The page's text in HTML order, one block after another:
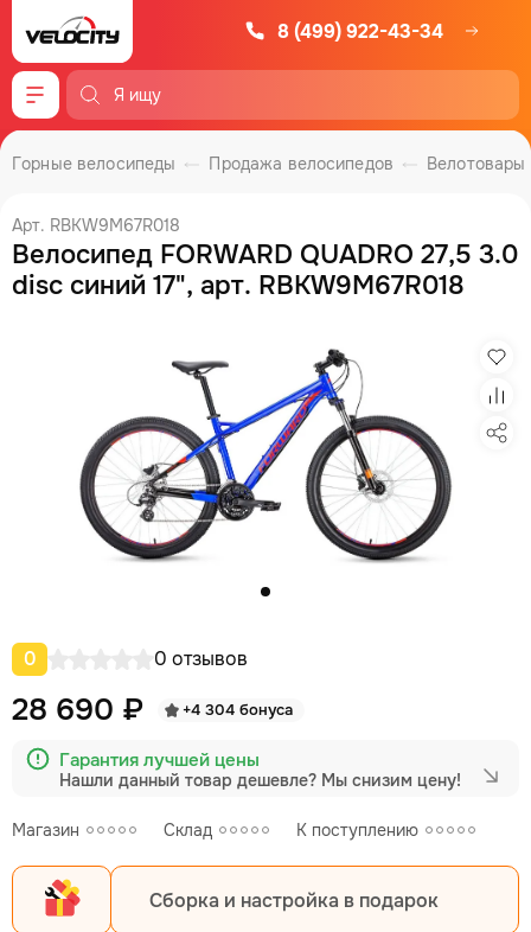
8 (499) 922-43-34
Меню
Велотовары
Продажа велосипедов
Горные велосипеды
Арт. RBKW9M67R018
Велосипед FORWARD QUADRO 27,5 3.0
disc синий 17", арт. RBKW9M67R018
0 0 отзывов
Магазин Склад К поступлению
28 690 ₽ +4 304 бонуса
Гарантия лучшей цены
Нашли данный товар дешевле? Мы снизим цену!
Сборка и настройка в подарок